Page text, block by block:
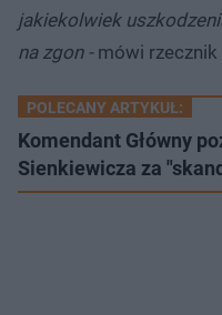
jakiekolwiek
na zgon -mówi rzecznik
POLECANY ARTYKUŁ:
Komendant Główny
Sienkiewicza za